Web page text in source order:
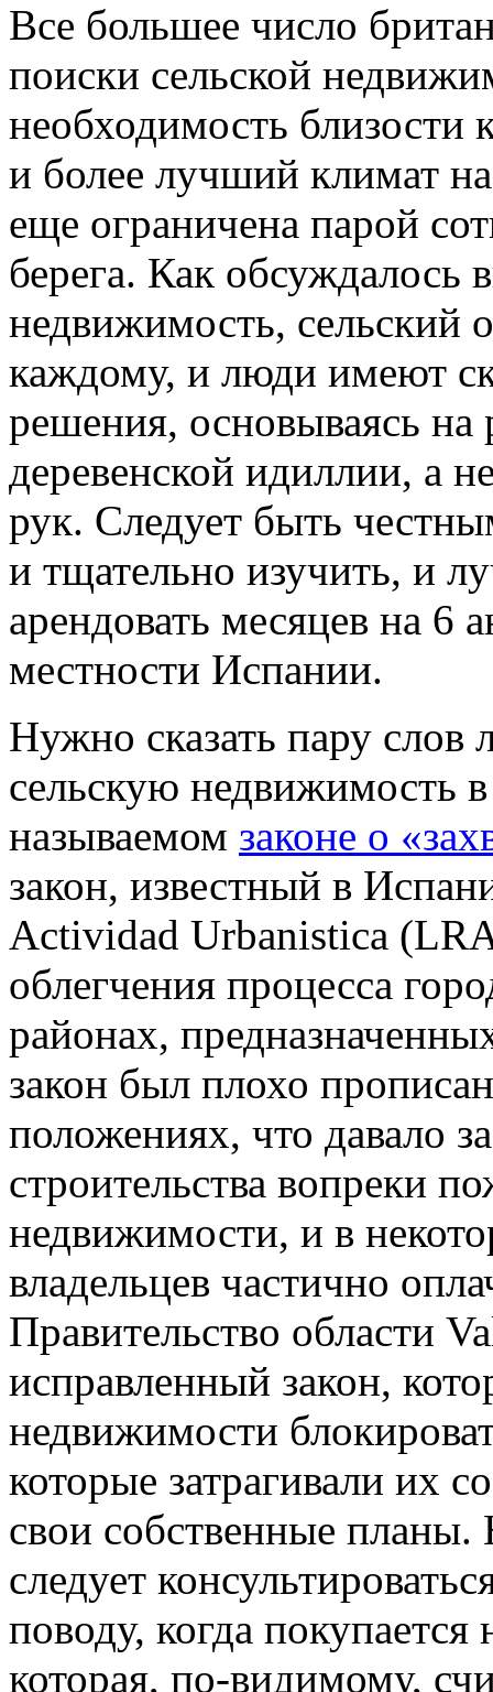
Все большее число
поиски сельской
необходимость
и более лучший климат
еще ограничена парой
берега. Как обсуждалось
недвижимость, сельский
каждому, и люди имеют
решения, основываясь на
деревенской идиллии, а
рук. Следует быть
и тщательно изучить, и
арендовать месяцев на 6
местности Испании.
Нужно сказать пару
сельскую недвижимость
называемом законе о
закон, известный в
Actividad Urbanistica
облегчения процесса
районах,
закон был плохо
положениях, что давало
строительства вопреки
недвижимости, и в
владельцев частично
Правительство области
исправленный закон,
недвижимости
которые затрагивали их
свои собственные планы.
следует
поводу, когда
которая, по-видимому,